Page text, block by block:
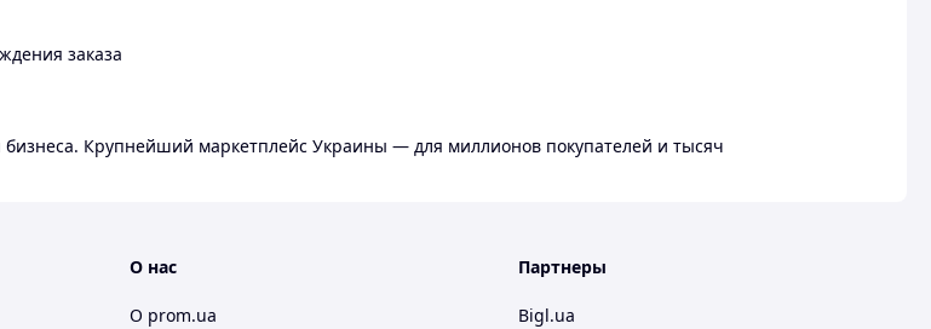
заказа
Крупнейший маркетплейс Украины — для миллионов покупателей и тысяч
О нас
О prom.ua
Партнеры
Bigl.ua